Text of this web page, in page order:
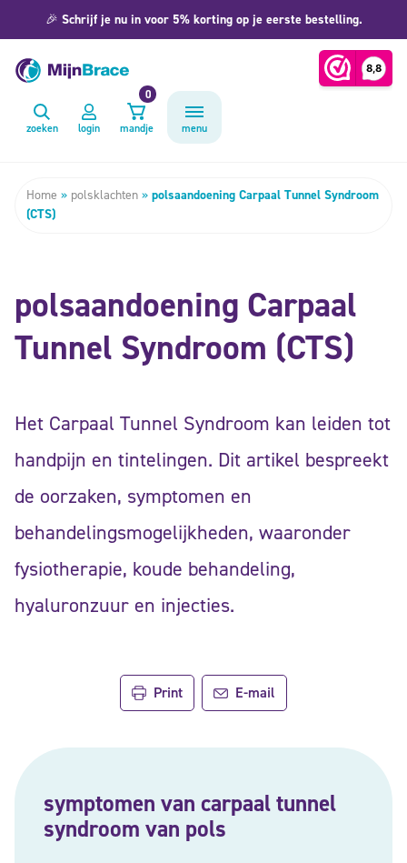
🎉 Schrijf je nu in voor 5% korting op je eerste bestelling.
zoeken login mandje
0
menu
Home » polsklachten » polsaandoening Carpaal Tunnel Syndroom
(CTS)
polsaandoening Carpaal
Tunnel Syndroom (CTS)
Het Carpaal Tunnel Syndroom kan leiden tot
handpijn en tintelingen. Dit artikel bespreekt
de oorzaken, symptomen en
behandelingsmogelijkheden, waaronder
fysiotherapie, koude behandeling,
hyaluronzuur en injecties.
Print E-mail
symptomen van carpaal tunnel
syndroom van pols